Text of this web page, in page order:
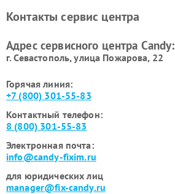
Контакты сервис центра
Адрес сервисного центра Candy:
г. Севастополь, улица Пожарова, 22
Горячая линия:
+7 (800) 301-55-83
Контактный телефон:
8 (800) 301-55-83
Электронная почта:
info@candy-fixim.ru
для юридических лиц
manager@fix-candy.ru